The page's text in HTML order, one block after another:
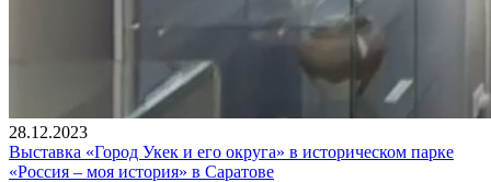
28.12.2023
Выставка «Город Укек и его округа» в историческом парке
«Россия – моя история» в Саратове